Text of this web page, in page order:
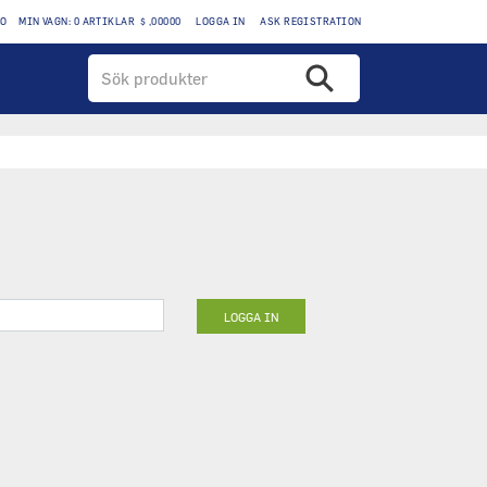
MIN VAGN: 0 ARTIKLAR $ ,00000 LOGGA IN ASK REGISTRATION